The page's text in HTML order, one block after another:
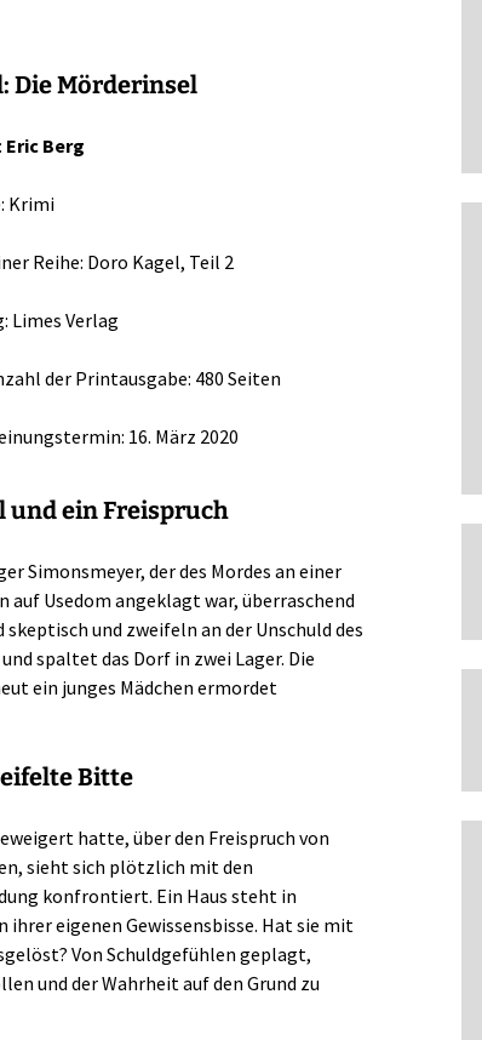
Die Mörderinsel
Eric Berg
Krimi
Reihe: Doro Kagel, Teil 2
Limes Verlag
der Printausgabe: 480 Seiten
16. März 2020
und ein Freispruch
Simonsmeyer, der des Mordes an einer
Usedom angeklagt war, überraschend
und zweifeln an der Unschuld des
spaltet das Dorf in zwei Lager. Die
ein junges Mädchen ermordet
Bitte
hatte, über den Freispruch von
sieht sich plötzlich mit den
konfrontiert. Ein Haus steht in
eigenen Gewissensbisse. Hat sie mit
Von Schuldgefühlen geplagt,
und der Wahrheit auf den Grund zu